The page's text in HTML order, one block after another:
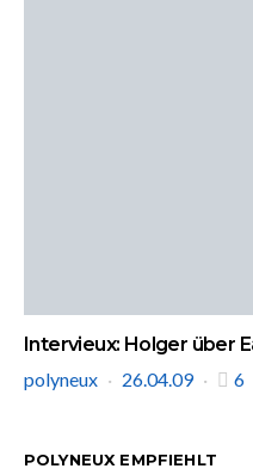
Intervieux: Holger über
polyneux
26.04.09 6
POLYNEUX EMPFIEHLT